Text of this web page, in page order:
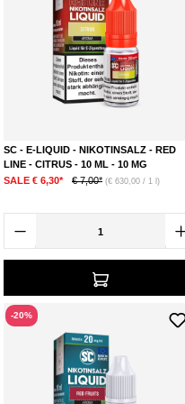
SC - E-LIQUID - NIKOTINSALZ - RED
LINE - CITRUS - 10 ML - 10 MG
SALE € 6,30*
€ 7,00* (€ 630,00 / 1 l)
-20%